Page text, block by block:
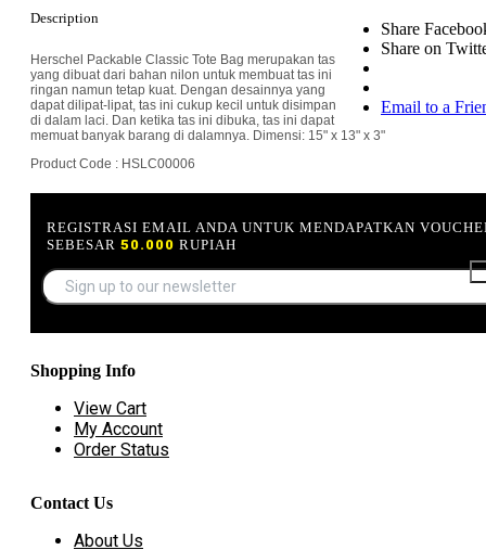
Share
Share on
Email to a
Description
Herschel Packable Classic Tote Bag merupakan tas
yang dibuat dari bahan nilon untuk membuat tas ini
ringan namun tetap kuat. Dengan desainnya yang
dapat dilipat-lipat, tas ini cukup kecil untuk disimpan
di dalam laci. Dan ketika tas ini dibuka, tas ini dapat
memuat banyak barang di dalamnya. Dimensi: 15" x 13" x 3"
Product Code : HSLC00006
REGISTRASI EMAIL ANDA UNTUK MENDAPATKAN
SEBESAR 50.000 RUPIAH
Shopping Info
View Cart
My Account
Order Status
Contact Us
About Us